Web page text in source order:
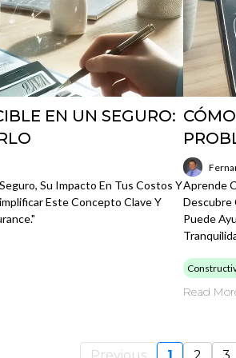
EN UN SEGURO:
Su Impacto En Tus Costos Y
Este Concepto Clave Y
Aprende
Descubre
Puede
Read